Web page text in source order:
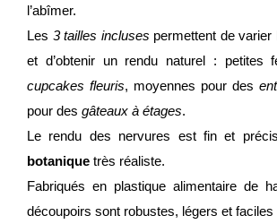
l’abîmer.
Les 3 tailles incluses permettent de
et d’obtenir un rendu naturel : petites
cupcakes fleuris, moyennes pour des
pour des gâteaux à étages.
Le rendu des nervures est fin et
botanique très réaliste.
Fabriqués en plastique alimentaire de
découpoirs sont robustes, légers et faciles